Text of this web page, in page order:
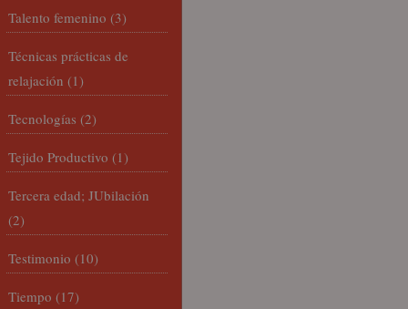
Talento femenino (3)
Técnicas prácticas de
relajación (1)
Tecnologías (2)
Tejido Productivo (1)
Tercera edad; JUbilación
(2)
Testimonio (10)
Tiempo (17)